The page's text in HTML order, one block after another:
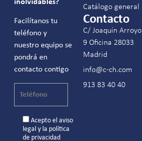
inolvidables?
Facilítanos tu
teléfono y
nuestro equipo se
pondrá en
contacto contigo
Acepto el aviso
legaly la política
de privacidad
Catálogo general
Contacto
C/ Joaquín Arroyo
9 Oficina 28033
Madrid
info@c-ch.com
913 83 40 40